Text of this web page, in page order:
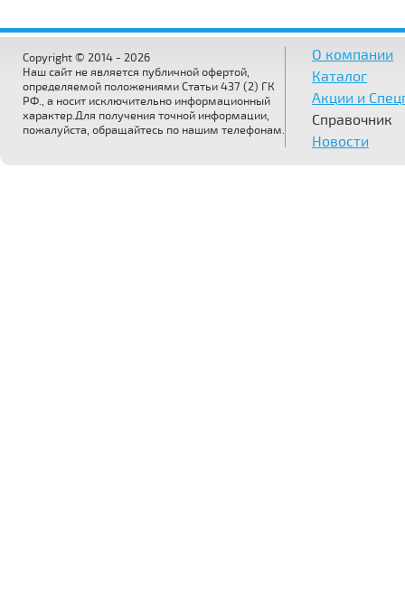
Copyright © 2014 - 2026
Наш сайт не является публичной офертой,
определяемой положениями Статьи 437 (2) ГК
РФ., а носит исключительно информационный
характер.Для получения точной информации,
пожалуйста, обращайтесь по нашим телефонам.
О компании
Каталог
Акции и
Справочник
Новости